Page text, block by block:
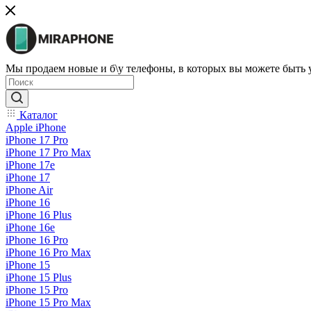
Мы продаем новые и б\у телефоны, в которых вы можете быть
Каталог
Apple iPhone
iPhone 17 Pro
iPhone 17 Pro Max
iPhone 17e
iPhone 17
iPhone Air
iPhone 16
iPhone 16 Plus
iPhone 16e
iPhone 16 Pro
iPhone 16 Pro Max
iPhone 15
iPhone 15 Plus
iPhone 15 Pro
iPhone 15 Pro Max